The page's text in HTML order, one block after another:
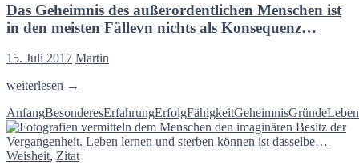
Universum
existiert,
wenn
der
Gelehrte
wie
der
Straßenkehrer
von
Gott
ist,
Das Geheimnis des außerordentlichen Menschen ist
in den meisten Fällevn nichts als Konsequenz…
15. Juli 2017 Martin
Das
des
außerordentlichen
Menschen
ist
weiterlesen →
AnfangBesonderesErfahrungErfolgFähigkeitGeheimnisGründeLeben
Weisheit, Zitat